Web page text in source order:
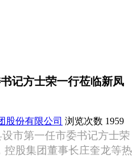
记方士荣一行莅临新凤
股份有限公司 浏览次数 1959
市第一任市委书记方士荣
股集团董事长庄奎龙等热